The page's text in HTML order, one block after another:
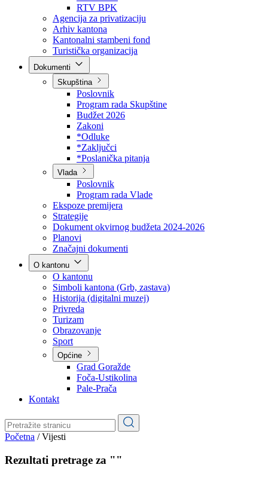
Direkcija za šumarstvo
Javna preduzeća
BPK šume
RTV BPK
Agencija za privatizaciju
Arhiv kantona
Kantonalni stambeni fond
Turistička organizacija
Skupština
Poslovnik
Program rada Skupštine
Budžet 2026
Zakoni
*Odluke
*Zaključci
*Poslanička pitanja
Vlada
Poslovnik
Program rada Vlade
Ekspoze premijera
Strategije
Dokument okvirnog budžeta 2024-2026
Planovi
Značajni dokumenti
O kantonu
O kantonu
Simboli kantona (Grb, zastava)
Historija (digitalni muzej)
Privreda
Turizam
Obrazovanje
Općine
Pale-Prača
Kontakt
Vijesti